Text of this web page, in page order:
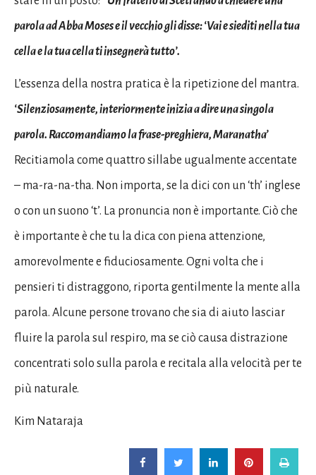
parola ad Abba Moses e il vecchio gli disse: ‘Vai e siediti nella tua
cella e la tua cella ti insegnerà tutto’.
L’essenza della nostra pratica è la ripetizione del mantra.
‘Silenziosamente, interiormente inizia a dire una singola
parola. Raccomandiamo la frase-preghiera, Maranatha’
Recitiamola come quattro sillabe ugualmente accentate
– ma-ra-na-tha. Non importa, se la dici con un ‘th’ inglese
o con un suono ‘t’. La pronuncia non è importante. Ciò che
è importante è che tu la dica con piena attenzione,
amorevolmente e fiduciosamente. Ogni volta che i
pensieri ti distraggono, riporta gentilmente la mente alla
parola. Alcune persone trovano che sia di aiuto lasciar
fluire la parola sul respiro, ma se ciò causa distrazione
concentrati solo sulla parola e recitala alla velocità per te
più naturale.
Kim Nataraja